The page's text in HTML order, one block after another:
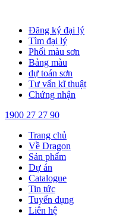
dung
Đăng ký đại lý
Tìm đại lý
Phối màu sơn
Bảng màu
dự toán sơn
Tư vấn kĩ thuật
Chứng nhận
1900 27 27 90
Trang chủ
Về Dragon
Sản phẩm
Dự án
Catalogue
Tin tức
Tuyển dụng
Liên hệ